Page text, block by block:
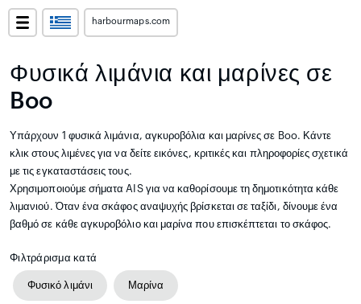
harbourmaps.com
Φυσικά λιμάνια και μαρίνες σε
Boo
Υπάρχουν 1 φυσικά λιμάνια, αγκυροβόλια και μαρίνες σε Boo. Κάντε
κλικ στους λιμένες για να δείτε εικόνες, κριτικές και πληροφορίες σχετικά
με τις εγκαταστάσεις τους.
Χρησιμοποιούμε σήματα AIS για να καθορίσουμε τη δημοτικότητα κάθε
λιμανιού. Όταν ένα σκάφος αναψυχής βρίσκεται σε ταξίδι, δίνουμε ένα
βαθμό σε κάθε αγκυροβόλιο και μαρίνα που επισκέπτεται το σκάφος.
Φιλτράρισμα κατά
Φυσικό λιμάνι Μαρίνα